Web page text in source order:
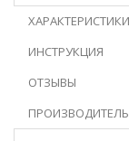
ХАРАКТЕРИСТИКИ
ИНСТРУКЦИЯ
ОТЗЫВЫ
ПРОИЗВОДИТЕЛЬ